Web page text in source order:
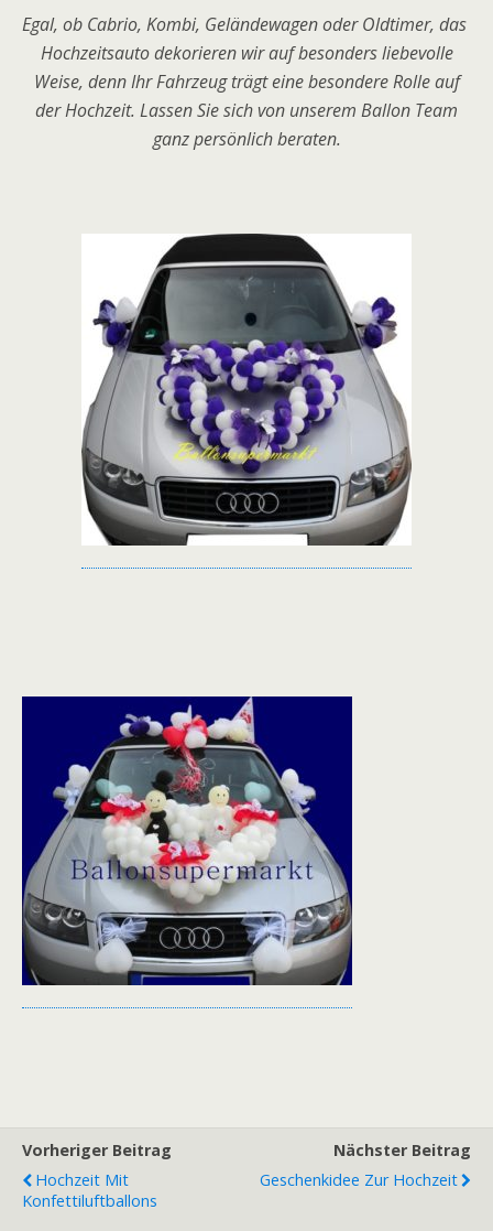
Egal, ob Cabrio, Kombi, Geländewagen oder Oldtimer, das
Hochzeitsauto dekorieren wir auf besonders liebevolle
Weise, denn Ihr Fahrzeug trägt eine besondere Rolle auf
der Hochzeit. Lassen Sie sich von unserem Ballon Team
ganz persönlich beraten.
Vorheriger Beitrag
Hochzeit Mit
Konfettiluftballons
Nächster Beitrag
Geschenkidee Zur Hochzeit